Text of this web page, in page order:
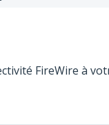
FireWire à